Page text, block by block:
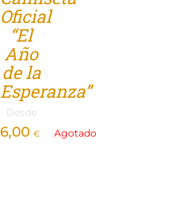
Oficial
“El
Año
de la
Esperanza”
Desde
6,00 € Agotado